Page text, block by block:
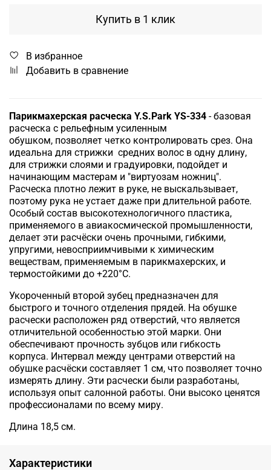
Купить в 1 клик
В избранное
Добавить в сравнение
Парикмахерская расческа Y.S.Park YS-334 - базовая
расческа с рельефным усиленным
обушком, позволяет четко контролировать срез. Она
идеальна для стрижки средних волос в одну длину,
для стрижки слоями и градуировки, подойдет и
начинающим мастерам и "виртуозам ножниц".
Расческа плотно лежит в руке, не выскальзывает,
поэтому рука не устает даже при длительной работе.
Особый состав высокотехнологичного пластика,
применяемого в авиакосмической промышленности,
делает эти расчёски очень прочными, гибкими,
упругими, невосприимчивыми к химическим
веществам, применяемым в парикмахерских, и
термостойкими до +220°С.
Укороченный второй зубец предназначен для
быстрого и точного отделения прядей. На обушке
расчески расположен ряд отверстий, что является
отличительной особенностью этой марки. Они
обеспечивают прочность зубцов или гибкость
корпуса. Интервал между центрами отверстий на
обушке расчёски составляет 1 см, что позволяет точно
измерять длину. Эти расчески были разработаны,
используя опыт салонной работы. Они высоко ценятся
профессионалами по всему миру.
Длина 18,5 см.
Характеристики